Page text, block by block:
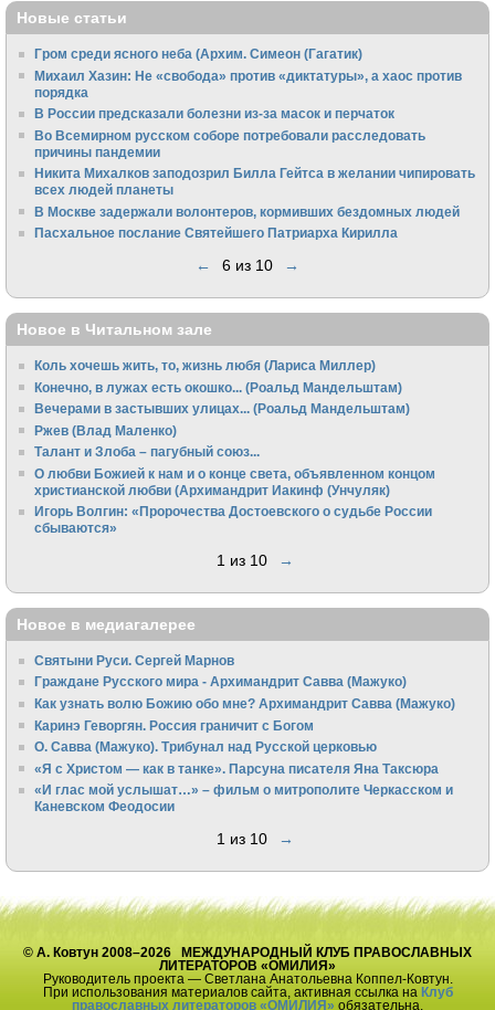
Новые статьи
Гром среди ясного неба (Архим. Симеон (Гагатик)
Михаил Хазин: Не «свобода» против «диктатуры», а хаос против
порядка
В России предсказали болезни из-за масок и перчаток
Во Всемирном русском соборе потребовали расследовать
причины пандемии
Никита Михалков заподозрил Билла Гейтса в желании чипировать
всех людей планеты
В Москве задержали волонтеров, кормивших бездомных людей
Пасхальное послание Святейшего Патриарха Кирилла
← 6 из 10 →
Новое в Читальном зале
Коль хочешь жить, то, жизнь любя (Лариса Миллер)
Конечно, в лужах есть окошко... (Роальд Мандельштам)
Вечерами в застывших улицах... (Роальд Мандельштам)
Ржев (Влад Маленко)
Талант и Злоба – пагубный союз...
О любви Божией к нам и о конце света, объявленном концом
христианской любви (Архимандрит Иакинф (Унчуляк)
Игорь Волгин: «Пророчества Достоевского о судьбе России
сбываются»
1 из 10 →
Новое в медиагалерее
Святыни Руси. Сергей Марнов
Граждане Русского мира - Архимандрит Савва (Мажуко)
Как узнать волю Божию обо мне? Архимандрит Савва (Мажуко)
Каринэ Геворгян. Россия граничит с Богом
О. Савва (Мажуко). Трибунал над Русской церковью
«Я с Христом — как в танке». Парсуна писателя Яна Таксюра
«И глас мой услышат…» – фильм о митрополите Черкасском и
Каневском Феодосии
1 из 10 →
© А. Ковтун 2008–2026 МЕЖДУНАРОДНЫЙ КЛУБ ПРАВОСЛАВНЫХ
ЛИТЕРАТОРОВ «ОМИЛИЯ»
Руководитель проекта — Светлана Анатольевна Коппел-Ковтун.
При использования материалов сайта, активная ссылка на Клуб
православных литераторов «ОМИЛИЯ» обязательна.